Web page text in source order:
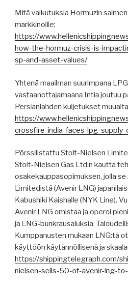
Mitä vaikutuksia Hormuzin
markkinoille:
https://
how-the-hormuz-crisis-is-
sp-and-asset-values/
Yhtenä maailman suurimpana
vastaanottajamaana Intia joutuu
Persianlahden kuljetukset
https://
crossfire-india-faces-lpg-supply-
Pörssilistattu Stolt-Nielsen
Stolt-Nielsen Gas Ltd:n kautta
osakekauppasopimuksen, jolla
Limitedistä (Avenir LNG)
Kabushiki Kaishalle (NYK Line).
Avenir LNG omistaa ja operoi
ja LNG-bunkrausaluksia.
Kumppanusten mukaan LNG:tä
käyttöön käytännöllisenä ja
https://shippingtelegraph.com/
nielsen-sells-50-of-avenir-lng-